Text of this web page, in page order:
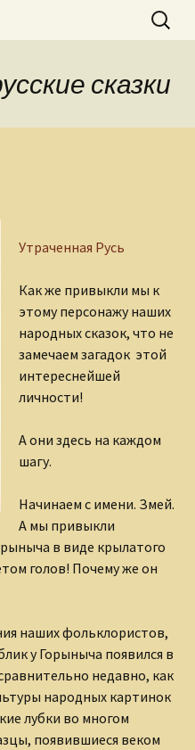
писателя,
литературоведа
Найти:
сказки
Утраченная Русь
Как же привыкли мы к
этому персонажу наших
народных сказок, что не
замечаем загадок этой
интереснейшей
личности!
А они здесь на каждом
шагу.
Начинаем с имени. Змей.
А мы привыкли
в виде крылатого
голов! Почему же он
наших фольклористов,
у Горыныча появился в
недавно, как
народных картинок
лубки во многом
появившиеся веком